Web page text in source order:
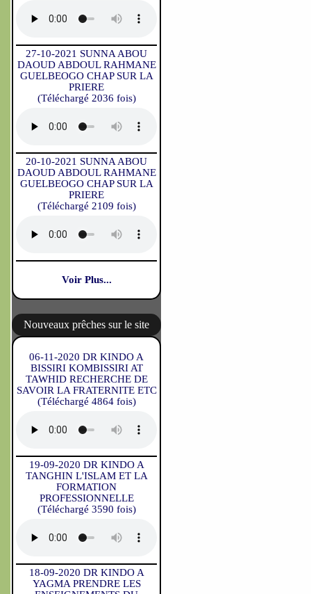
27-10-2021 SUNNA ABOU
DAOUD ABDOUL RAHMANE
GUELBEOGO CHAP SUR LA
PRIERE
(Téléchargé 2036 fois)
20-10-2021 SUNNA ABOU
DAOUD ABDOUL RAHMANE
GUELBEOGO CHAP SUR LA
PRIERE
(Téléchargé 2109 fois)
Voir Plus...
Nouveaux prêches sur le site
06-11-2020 DR KINDO A
BISSIRI KOMBISSIRI AT
TAWHID RECHERCHE DE
SAVOIR LA FRATERNITE ETC
(Téléchargé 4864 fois)
19-09-2020 DR KINDO A
TANGHIN L'ISLAM ET LA
FORMATION
PROFESSIONNELLE
(Téléchargé 3590 fois)
18-09-2020 DR KINDO A
YAGMA PRENDRE LES